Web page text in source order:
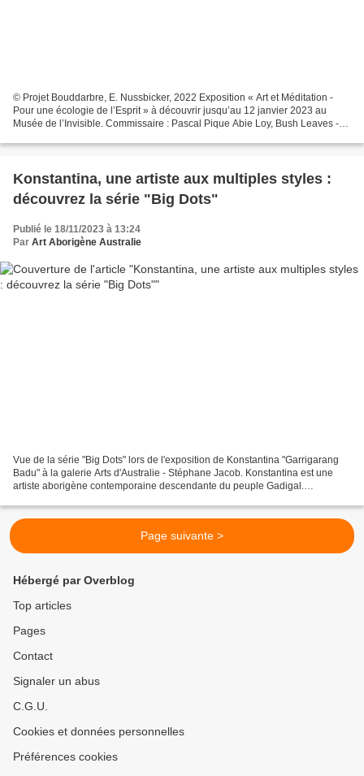
© Projet Bouddarbre, E. Nussbicker, 2022 Exposition « Art et Méditation -
Pour une écologie de l’Esprit » à découvrir jusqu’au 12 janvier 2023 au
Musée de l’Invisible. Commissaire : Pascal Pique Abie Loy, Bush Leaves -
Konstantina, une artiste aux multiples styles :
découvrez la série "Big Dots"
Publié le 18/11/2023 à 13:24
Par Art Aborigène Australie
Vue de la série "Big Dots" lors de l'exposition de Konstantina "Garrigarang
Badu" à la galerie Arts d'Australie - Stéphane Jacob. Konstantina est une
artiste aborigène contemporaine descendante du peuple Gadigal.
Page suivante >
Hébergé par Overblog
Top articles
Pages
Contact
Signaler un abus
C.G.U.
Cookies et données personnelles
Préférences cookies